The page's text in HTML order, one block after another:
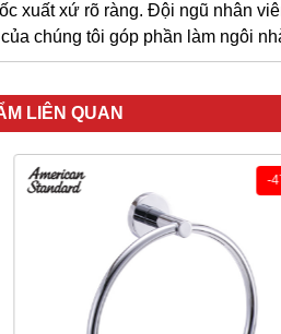
xuất xứ rõ ràng. Đội ngũ nhân
chúng tôi góp phần làm ngôi
LIÊN QUAN